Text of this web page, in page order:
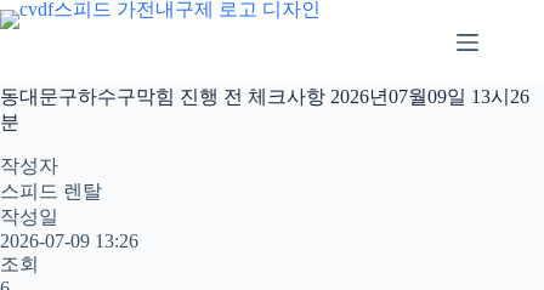
본
문
로
건
너
뛰
기
동대문구하수구막힘 진행 전 체크사항 2026년07월09일 13시26
분
작성자
스피드 렌탈
작성일
2026-07-09 13:26
조회